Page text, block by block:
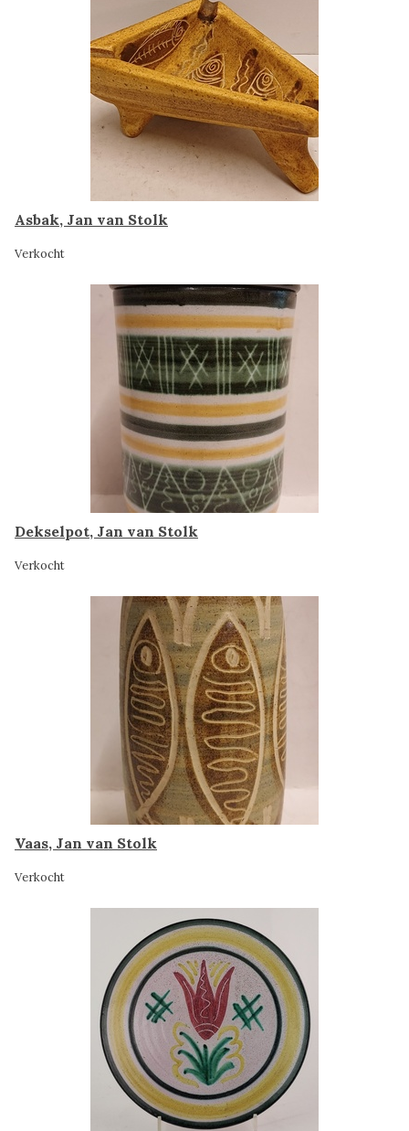
Asbak, Jan van Stolk
Verkocht
Dekselpot, Jan van Stolk
Verkocht
Vaas, Jan van Stolk
Verkocht